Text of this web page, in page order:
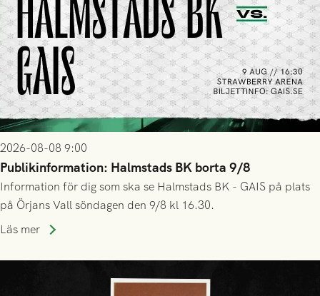
2026-08-08 9:00
Publikinformation: Halmstads BK borta 9/8
Information för dig som ska se Halmstads BK - GAIS på plats
på Örjans Vall söndagen den 9/8 kl 16.30.
Läs mer